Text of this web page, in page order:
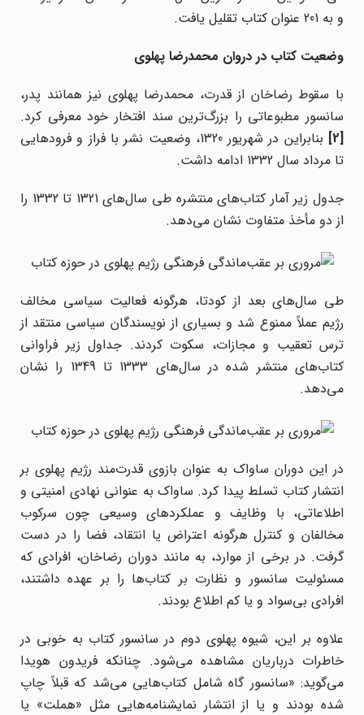
و به 201 عنوان کتاب تقلیل یافت.
وضعیت کتاب در دروان محمدرضا پهلوی
با سقوط رضاخان از قدرت، محمدرضا پهلوی نیز همانند پدر،
سانسور مطبوعاتی را بزرگ‌ترین سند افتخار خود معرفی ‌کرد.
بنابراین در شهریور 1320، وضعیت نشر با فراز و فرودهایی
تا مرداد سال 1332 ادامه داشت.
جدول زیر آمار کتاب‌های منتشره طی سال‌های 1321 تا 1332 را
از دو مأخذ متفاوت نشان می‌دهد.
طی سال‌های بعد از کودتا، هرگونه فعالیت سیاسی مخالف
رژیم عملاً ممنوع شد و بسیاری از نویسندگان سیاسی منتقد از
ترس تعقیب و مجازات، سکوت کردند. جداول زیر فراوانی
کتاب‌های منتشر شده در سال‌های 1333 تا 1349 را نشان
می‌دهد.
در این دوران ساواک به عنوان بازوی قدرت‌مند رژیم پهلوی بر
انتشار کتاب تسلط پیدا کرد. ساواک به عنوانی نهادی امنیتی و
اطلاعاتی، با وظایف و عملکردهای وسیعی چون سرکوب
مخالفان و کنترل هرگونه اعتراض یا انتقاد، فضا را در دست
گرفت. در برخی از موارد، به مانند دوران رضاخان، افرادی که
مسئولیت سانسور و نظارت بر کتاب‌ها را بر عهده داشتند،
افرادی بی‌سواد و یا کم اطلاع بودند.
علاوه بر این، شیوه پهلوی دوم در سانسور کتاب به خوبی در
خاطرات درباریان مشاهده می‌شود. چنانکه فریدون هویدا
می‌گوید: «سانسور گاه شامل کتاب‌هایی می‌شد که قبلاً چاپ
شده بودند و یا از انتشار نمایشنامه‌هایی مثل «هملت» یا